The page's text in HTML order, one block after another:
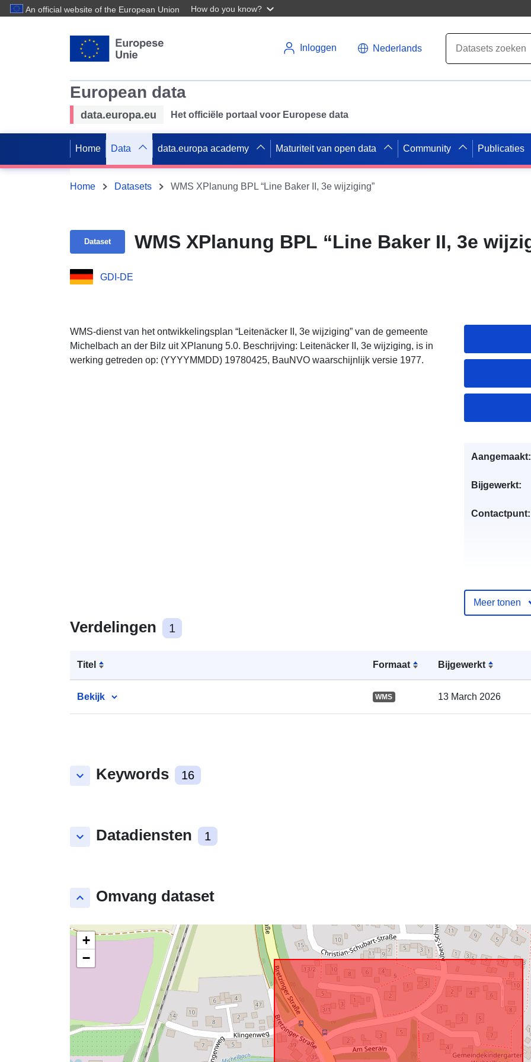
An official website of the European Union How do you know?
Inloggen Nederlands
European data
data.europa.eu Het officiële portaal voor Europese data
Home Data data.europa academy Maturiteit van open data Community Publicaties
Home Datasets WMS XPlanung BPL “Line Baker II, 3e wijziging”
Dataset WMS XPlanung BPL “Line Baker II, 3e
GDI-DE
WMS-dienst van het ontwikkelingsplan “Leitenäcker II, 3e wijziging” van de gemeente
Michelbach an der Bilz uit XPlanung 5.0. Beschrijving: Leitenäcker II, 3e wijziging, is in
werking getreden op: (YYYYMMDD) 19780425, BauNVO waarschijnlijk versie 1977.
Verdelingen 1
Titel Formaat Bijgewerkt
Bekijk WMS 13 March 2026
keyboard_arrow_down Keywords 16
keyboard_arrow_down Datadiensten 1
keyboard_arrow_up Omvang dataset
+
−
Aangemaakt:
Bijgewerkt:
Contactpunt:
Ruimtelijk:
Meer tonen